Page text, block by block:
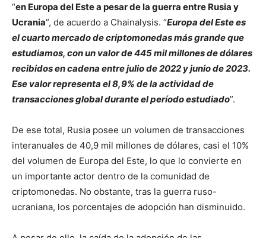
“en Europa del Este a pesar de la guerra entre Rusia y
Ucrania”, de acuerdo a Chainalysis. “Europa del Este es
el cuarto mercado de criptomonedas más grande que
estudiamos, con un valor de 445 mil millones de dólares
recibidos en cadena entre julio de 2022 y junio de 2023.
Ese valor representa el 8,9% de la actividad de
transacciones global durante el período estudiado”.
De ese total, Rusia posee un volumen de transacciones
interanuales de 40,9 mil millones de dólares, casi el 10%
del volumen de Europa del Este, lo que lo convierte en
un importante actor dentro de la comunidad de
criptomonedas. No obstante, tras la guerra ruso-
ucraniana, los porcentajes de adopción han disminuido.